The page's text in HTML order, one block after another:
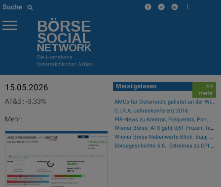
Suche |
BÖRSE
SOCIAL
NETWORK
Die Homebase
österreichischer Aktien
15.05.2026
AT&S : -3.33%
Mehr:
Meistgelesen
>>
mehr
AMCs für Österreich, gelistet an der Wiener Börse
C.I.R.A.-Jahreskonferenz 2016
PIR-News zu Kontron, Frequentis, Porr, BKS, Research zu Erste Group, Verbund (Christine Petzwinkler)
Wiener Börse: ATX geht 0,61 Prozent fester aus der Donnerstag-Sitzung
Wiener Börse Nebenwerte-Blick: Bajaj Mobility steigt bei hohen Umsätzen mehr als 10 Prozent
Börsegeschichte 6.8.: Extremes zu CPI Europe aus der Immofinanz-Ära (Börse Geschichte) (BörseGeschichte)